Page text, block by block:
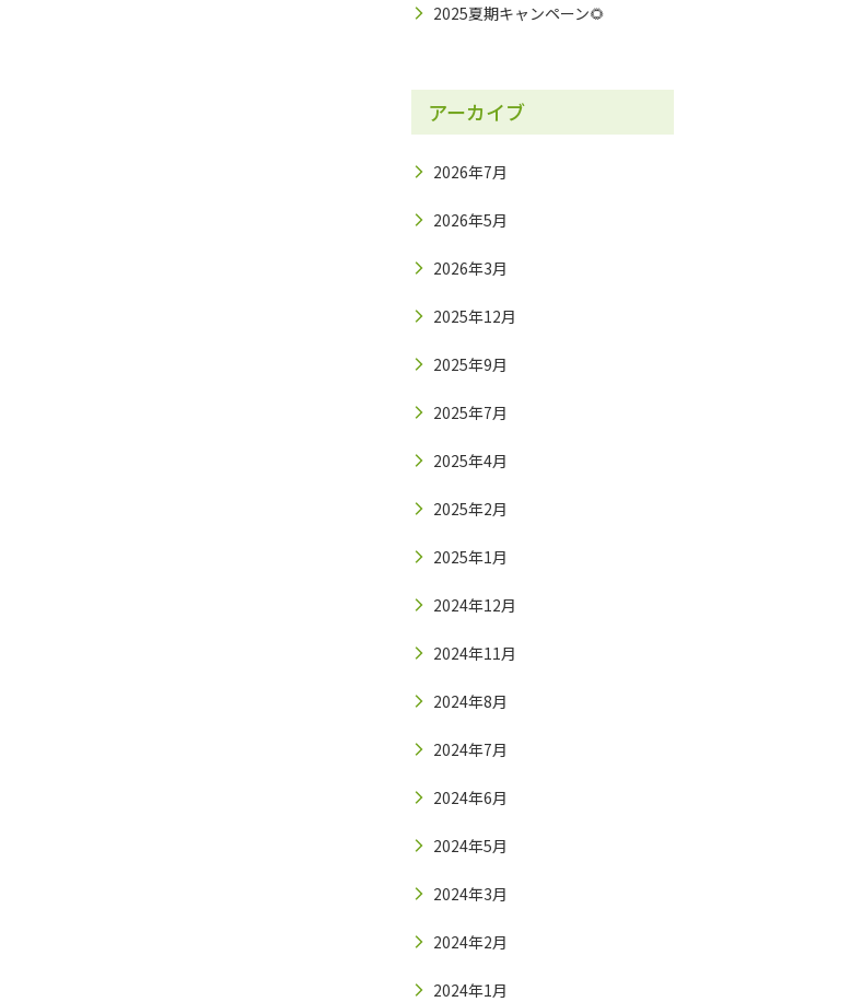
2025夏期キャンペーン🌻
アーカイブ
2026年7月
2026年5月
2026年3月
2025年12月
2025年9月
2025年7月
2025年4月
2025年2月
2025年1月
2024年12月
2024年11月
2024年8月
2024年7月
2024年6月
2024年5月
2024年3月
2024年2月
2024年1月